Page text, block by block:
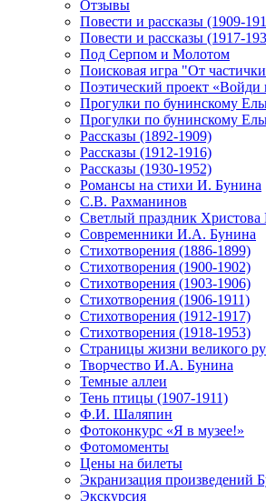
Отзывы
Повести и рассказы (1909-
Повести и рассказы (1917-
Под Серпом и Молотом
Поисковая игра "От
Поэтический проект
Прогулки по бунинскому
Прогулки по бунинскому
Рассказы (1892-1909)
Рассказы (1912-1916)
Рассказы (1930-1952)
Романсы на стихи И. Бунина
С.В. Рахманинов
Светлый праздник Христова
Современники И.А. Бунина
Стихотворения (1886-1899)
Стихотворения (1900-1902)
Стихотворения (1903-1906)
Стихотворения (1906-1911)
Стихотворения (1912-1917)
Стихотворения (1918-1953)
Страницы жизни великого
Творчество И.А. Бунина
Темные аллеи
Тень птицы (1907-1911)
Ф.И. Шаляпин
Фотоконкурс «Я в музее!»
Фотомоменты
Цены на билеты
Экранизация произведений
Экскурсия